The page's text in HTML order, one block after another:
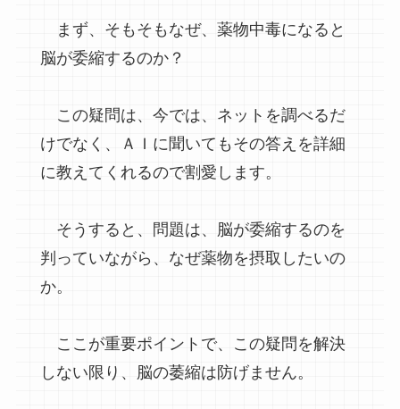
まず、そもそもなぜ、薬物中毒になると
脳が委縮するのか？
この疑問は、今では、ネットを調べるだ
けでなく、ＡＩに聞いてもその答えを詳細
に教えてくれるので割愛します。
そうすると、問題は、脳が委縮するのを
判っていながら、なぜ薬物を摂取したいの
か。
ここが重要ポイントで、この疑問を解決
しない限り、脳の萎縮は防げません。